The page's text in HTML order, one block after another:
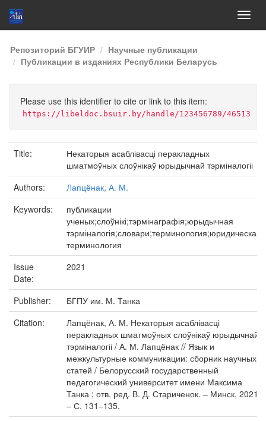
Skip
navigation
Репозиторий БГУИР
Научные публикации
Публикации в изданиях Республики Беларусь
Please use this identifier to cite or link to this item:
https://libeldoc.bsuir.by/handle/123456789/46513
Title:
Некаторыя асаблівасці перакладных
шматмоўных слоўнікаў юрыдычнай тэрміналогіі
Authors:
Лапцёнак, А. М.
Keywords:
публикации
ученых;слоўнікі;тэрмінаграфія;юрыдычная
тэрміналогія;словари;терминология;юридическая
терминология
Issue
Date:
2021
Publisher:
БГПУ им. М. Танка
Citation:
Лапцёнак, А. М. Некаторыя асаблівасці
перакладных шматмоўных слоўнікаў юрыдычнай
тэрміналогіі / А. М. Лапцёнак // Язык и
межкультурные коммуникации: сборник научных
статей / Белорусский государственный
педагогический университет имени Максима
Танка ; отв. ред. В. Д. Стариченок. – Минск, 2021.
– С. 131–135.